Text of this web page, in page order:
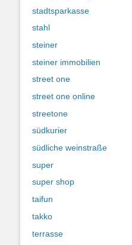
stadtsparkasse
stahl
steiner
steiner immobilien
street one
street one online
streetone
südkurier
südliche weinstraße
super
super shop
taifun
takko
terrasse